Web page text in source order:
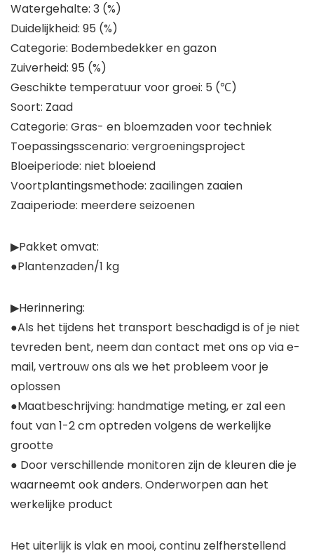
Watergehalte: 3 (%)
Duidelijkheid: 95 (%)
Categorie: Bodembedekker en gazon
Zuiverheid: 95 (%)
Geschikte temperatuur voor groei: 5 (℃)
Soort: Zaad
Categorie: Gras- en bloemzaden voor techniek
Toepassingsscenario: vergroeningsproject
Bloeiperiode: niet bloeiend
Voortplantingsmethode: zaailingen zaaien
Zaaiperiode: meerdere seizoenen
▶Pakket omvat:
●Plantenzaden/1 kg
▶Herinnering:
●Als het tijdens het transport beschadigd is of je niet
tevreden bent, neem dan contact met ons op via e-
mail, vertrouw ons als we het probleem voor je
oplossen
●Maatbeschrijving: handmatige meting, er zal een
fout van 1-2 cm optreden volgens de werkelijke
grootte
● Door verschillende monitoren zijn de kleuren die je
waarneemt ook anders. Onderworpen aan het
werkelijke product
Het uiterlijk is vlak en mooi, continu zelfherstellend